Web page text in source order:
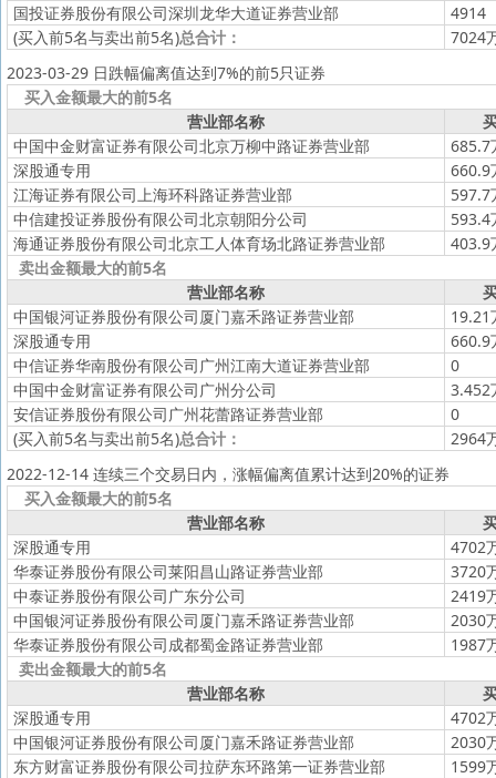
国投证券股份有限公司深圳龙华大道证券营业部
4914
(买入前5名与卖出前5名)总合计：
7024
2023-03-29 日跌幅偏离值达到7%的前5只证券
买入金额最大的前5名
营业部名称
中国中金财富证券有限公司北京万柳中路证券营业部
685.7
深股通专用
660.9
江海证券有限公司上海环科路证券营业部
597.7
中信建投证券股份有限公司北京朝阳分公司
593.4
海通证券股份有限公司北京工人体育场北路证券营业部
403.9
卖出金额最大的前5名
营业部名称
中国银河证券股份有限公司厦门嘉禾路证券营业部
19.21
深股通专用
660.9
中信证券华南股份有限公司广州江南大道证券营业部
0
中国中金财富证券有限公司广州分公司
3.452
安信证券股份有限公司广州花蕾路证券营业部
0
(买入前5名与卖出前5名)总合计：
2964
2022-12-14 连续三个交易日内，涨幅偏离值累计达到20%的证券
买入金额最大的前5名
营业部名称
深股通专用
4702
华泰证券股份有限公司莱阳昌山路证券营业部
3720
中泰证券股份有限公司广东分公司
2419
中国银河证券股份有限公司厦门嘉禾路证券营业部
2030
华泰证券股份有限公司成都蜀金路证券营业部
1987
卖出金额最大的前5名
营业部名称
深股通专用
4702
中国银河证券股份有限公司厦门嘉禾路证券营业部
2030
东方财富证券股份有限公司拉萨东环路第一证券营业部
1599